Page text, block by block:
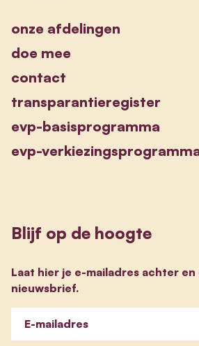
onze afdelingen
doe mee
contact
transparantieregister
evp-basisprogramma
evp-
Blijf op de hoogte
Laat hier je e-mailadres achter
nieuwsbrief.
E-mailadres